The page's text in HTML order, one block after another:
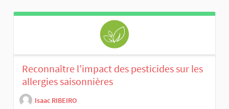
Reconnaître l’impact des pesticides sur les
allergies saisonnières
Isaac RIBEIRO